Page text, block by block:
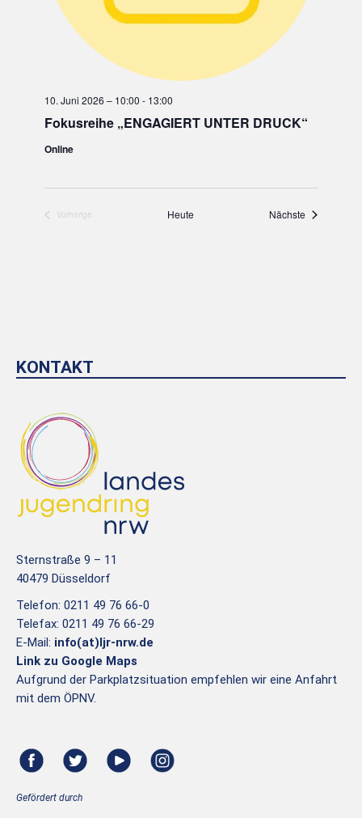
Fokusreihe „ENGAGIERT UNTER DRUCK“
10. Juni 2026 – 10:00 - 13:00
Online
Vorherige Heute Nächste
KONTAKT
Sternstraße 9 – 11
40479 Düsseldorf
Telefon: 0211 49 76 66-0
Telefax: 0211 49 76 66-29
E-Mail: info(at)ljr-nrw.de
Link zu Google Maps
Aufgrund der Parkplatzsituation empfehlen wir eine Anfahrt
mit dem ÖPNV.
Gefördert durch